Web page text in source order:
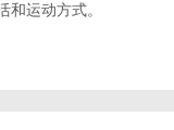
和运动方式。